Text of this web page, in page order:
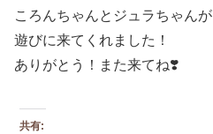
ころんちゃんとジュラちゃんが
遊びに来てくれました！
ありがとう！また来てね❣️
共有: